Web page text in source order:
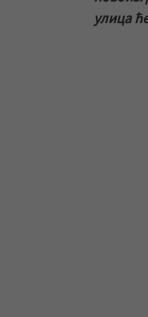
улица